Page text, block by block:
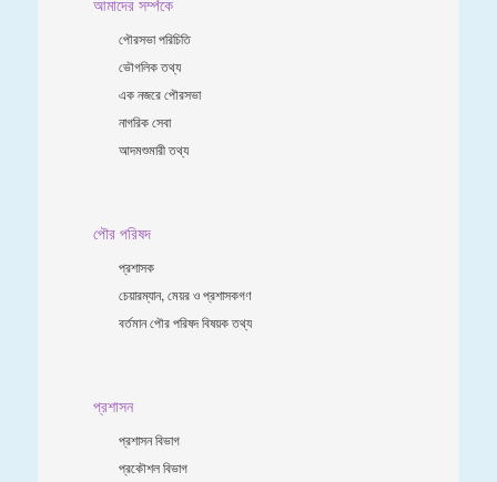
আমাদের সর্ম্পকে
পৌরসভা পরিচিতি
ভৌগলিক তথ্য
এক নজরে পৌরসভা
নাগরিক সেবা
আদমশুমারী তথ্য
পৌর পরিষদ
প্রশাসক
চেয়ারম্যান, মেয়র ও প্রশাসকগণ
বর্তমান পৌর পরিষদ বিষয়ক তথ্য
প্রশাসন
প্রশাসন বিভাগ
প্রকৌশল বিভাগ